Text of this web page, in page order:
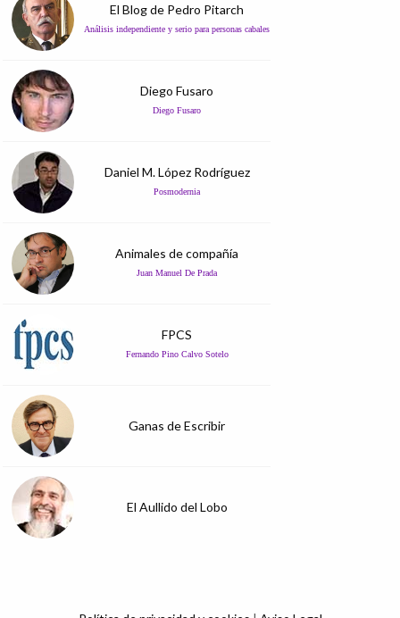
El Blog de Pedro Pitarch
Análisis independiente y serio para personas cabales
Diego Fusaro
Diego Fusaro
Daniel M. López Rodríguez
Posmodernia
Animales de compañía
Juan Manuel De Prada
FPCS
Fernando Pino Calvo Sotelo
Ganas de Escribir
El Aullido del Lobo